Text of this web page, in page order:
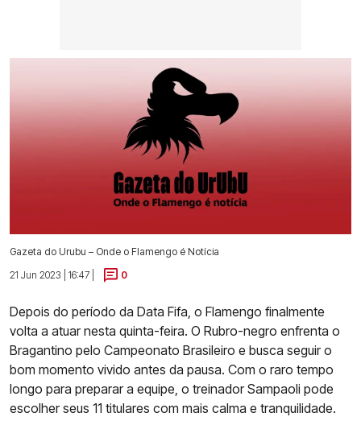
Gazeta do Urubu – Onde o Flamengo é Notícia
21 Jun 2023 | 16:47 |
0
Depois do período da Data Fifa, o Flamengo finalmente
volta a atuar nesta quinta-feira. O Rubro-negro enfrenta o
Bragantino pelo Campeonato Brasileiro e busca seguir o
bom momento vivido antes da pausa. Com o raro tempo
longo para preparar a equipe, o treinador Sampaoli pode
escolher seus 11 titulares com mais calma e tranquilidade.